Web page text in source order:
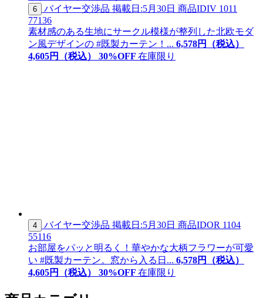
6 バイヤー交渉品 掲載日:5月30日 商品IDIV 1011
77136
素材感のある生地にサークル模様が整列した北欧モダ
ン風デザインの #既製カーテン！... 6,578円（税込）
4,605円（税込） 30%OFF 在庫限り
4 バイヤー交渉品 掲載日:5月30日 商品IDOR 1104
55116
お部屋をパッと明るく！華やかな大柄フラワーが可愛
い #既製カーテン。窓から入る日... 6,578円（税込）
4,605円（税込） 30%OFF 在庫限り